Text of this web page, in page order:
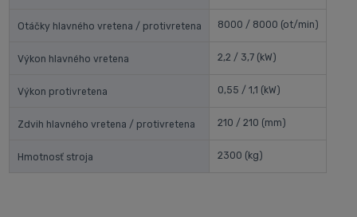
Otáčky hlavného vretena / protivretena 8000 / 8000 (ot/min)
Výkon hlavného vretena 2,2 / 3,7 (kW)
Výkon protivretena 0,55 / 1,1 (kW)
Zdvih hlavného vretena / protivretena 210 / 210 (mm)
Hmotnosť stroja 2300 (kg)